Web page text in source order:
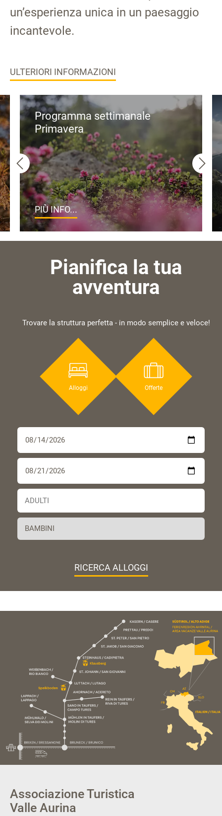
un’esperienza unica in un paesaggio
incantevole.
ULTERIORI INFORMAZIONI
Programma settimanale
Primavera
PIÙ INFO...
Pianifica la tua
avventura
Trovare la struttura perfetta - in modo semplice e veloce!
Alloggi Offerte
RICERCA ALLOGGI
Associazione Turistica
Valle Aurina